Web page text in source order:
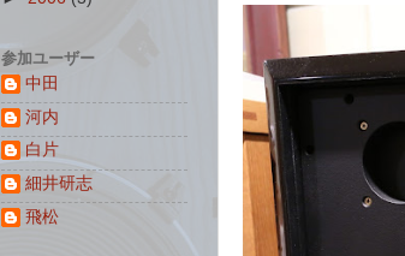
参加ユーザー
中田
河内
白片
細井研志
飛松